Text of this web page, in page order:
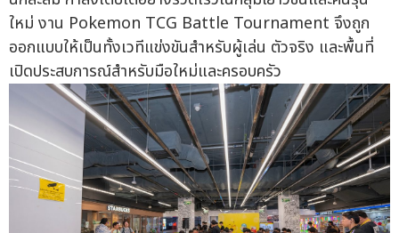
ใหม่ งาน Pokemon TCG Battle Tournament จึงถูก
ออกแบบให้เป็นทั้งเวทีแข่งขันสำหรับผู้เล่น ตัวจริง และพื้นที่
เปิดประสบการณ์สำหรับมือใหม่และครอบครัว